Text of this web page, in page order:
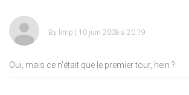
By limp | 10 juin 2008 à 20:19
Oui, mais ce n'était que le premier tour, hein ?